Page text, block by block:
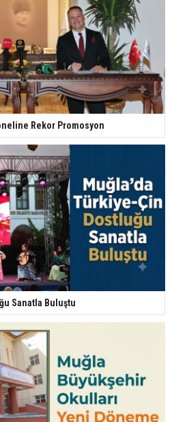
Rekor Promosyon
Sanatla Buluştu